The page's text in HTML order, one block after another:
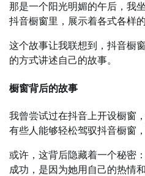
那是一个阳光明媚的午后，我
抖音橱窗里，展示着各式各样
这个故事让我联想到，抖音橱
的方式讲述自己的故事。
橱窗背后的故事
我曾尝试过在抖音上开设橱窗
有些人能够轻松驾驭抖音橱窗
或许，这背后隐藏着一个秘密
成功，是因为她用自己的热情